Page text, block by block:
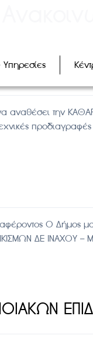
Υπηρεσίες
αναθέσει την
Ο Δήμος
ΔΕ ΙΝΑΧΟΥ –